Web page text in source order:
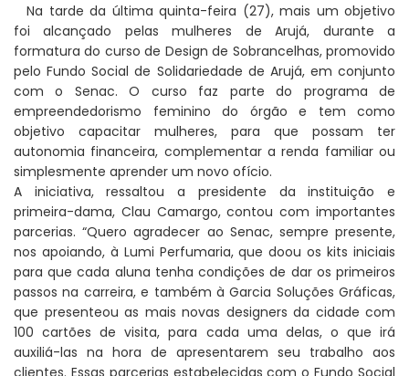
Na tarde da última quinta-feira (27), mais um objetivo
foi alcançado pelas mulheres de Arujá, durante a
formatura do curso de Design de Sobrancelhas, promovido
pelo Fundo Social de Solidariedade de Arujá, em conjunto
com o Senac. O curso faz parte do programa de
empreendedorismo feminino do órgão e tem como
objetivo capacitar mulheres, para que possam ter
autonomia financeira, complementar a renda familiar ou
simplesmente aprender um novo ofício.
A iniciativa, ressaltou a presidente da instituição e
primeira-dama, Clau Camargo, contou com importantes
parcerias. “Quero agradecer ao Senac, sempre presente,
nos apoiando, à Lumi Perfumaria, que doou os kits iniciais
para que cada aluna tenha condições de dar os primeiros
passos na carreira, e também à Garcia Soluções Gráficas,
que presenteou as mais novas designers da cidade com
100 cartões de visita, para cada uma delas, o que irá
auxiliá-las na hora de apresentarem seu trabalho aos
clientes. Essas parcerias estabelecidas com o Fundo Social